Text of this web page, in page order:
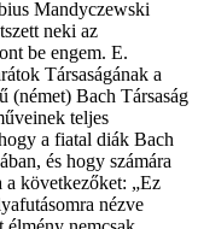
Mandyczewski
neki az
be engem. E.
Társaságának a
(német) Bach Társaság
teljes
a fiatal diák Bach
és hogy számára
következőket: „Ez
nézve